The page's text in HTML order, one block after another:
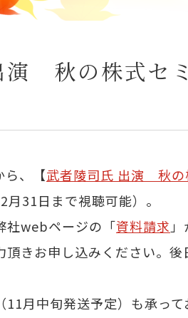
演 秋の株式セ
、【武者陵司氏 出演 秋の
31日まで視聴可能）。
社webページの「資料請求
頂きお申し込みください。
月中旬発送予定）も承って